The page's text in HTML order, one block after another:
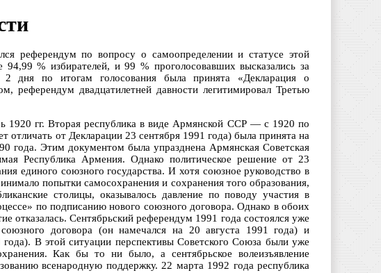
референдум по вопросу о самоопределении и статусе этой
94,99 % избирателей, и 99 % проголосовавших высказались за
дня по итогам голосования была принята «Декларация о
референдум двадцатилетней давности легитимировал Третью
1920 гг. Вторая республика в виде Армянской ССР — с 1920 по
отличать от Декларации 23 сентября 1991 года) была принята на
года. Этим документом была упразднена Армянская Советская
Республика Армения. Однако политическое решение от 23
единого союзного государства. И хотя союзное руководство в
попытки самосохранения и сохранения того образования,
столицы, оказывалось давление по поводу участия в
по подписанию нового союзного договора. Однако в обоих
Сентябрьский референдум 1991 года состоялся уже
договора (он намечался на 20 августа 1991 года) и
В этой ситуации перспективы Советского Союза были уже
Как бы то ни было, а сентябрьское волеизъявление
всенародную поддержку. 22 марта 1992 года республика